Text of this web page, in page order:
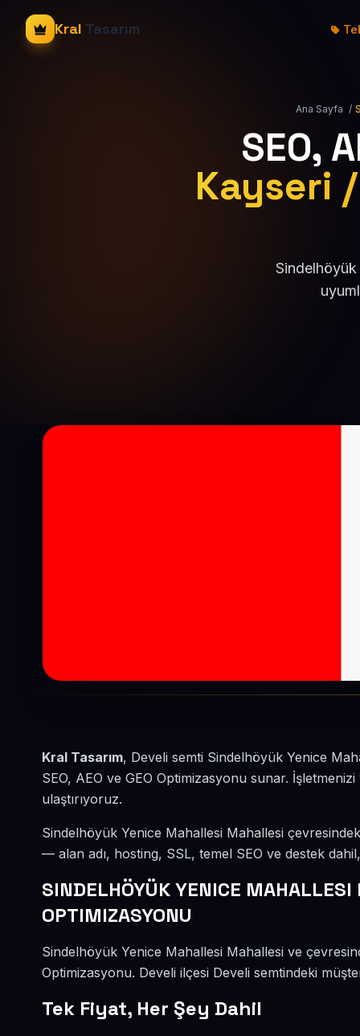
Kral Tasarım
Ana Sayfa /
SEO,
Kayseri
Kral Tasarım, Develi semti Sindelhöyük Yenice
SEO, AEO ve GEO Optimizasyonu sunar.
ulaştırıyoruz.
Sindelhöyük Yenice Mahallesi Mahallesi
— alan adı, hosting, SSL, temel SEO ve destek
SINDELHÖYÜK YENICE MAHALLESI
OPTIMIZASYONU
Sindelhöyük Yenice Mahallesi Mahallesi ve
Optimizasyonu. Develi ilçesi Develi semtindeki
Tek Fiyat, Her Şey Dahil